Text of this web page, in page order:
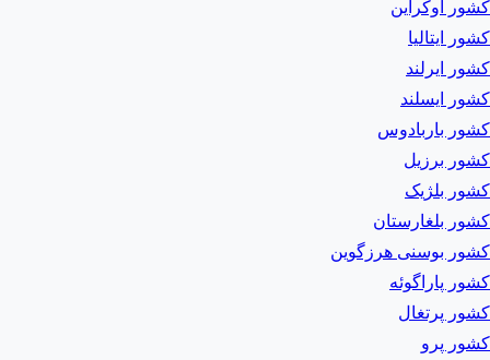
کشور اوکراین
کشور ایتالیا
کشور ایرلند
کشور ایسلند
کشور باربادوس
کشور برزیل
کشور بلژیک
کشور بلغارستان
کشور بوسنی هرزگوین
کشور پاراگوئه
کشور پرتغال
کشور پرو